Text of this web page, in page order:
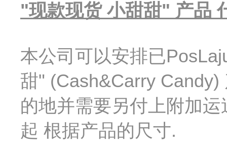
"现款现货 小甜甜" 产品
本公司可以安排已
甜" (Cash&Carry
的地并需要另付上附加
起 根据产品的尺寸.